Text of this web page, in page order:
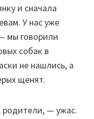
и сначала
У нас уже
мы говорили
собак в
не нашлись, а
щенят.
родители, — ужас.